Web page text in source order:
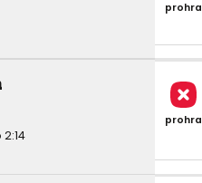
prohra
prohra